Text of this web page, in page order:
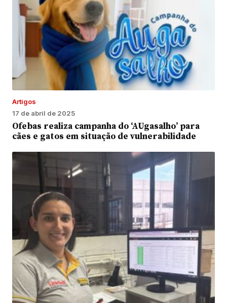
Artigos
17 de abril de 2025
Ofebas realiza campanha do ‘AUgasalho’ para
cães e gatos em situação de vulnerabilidade